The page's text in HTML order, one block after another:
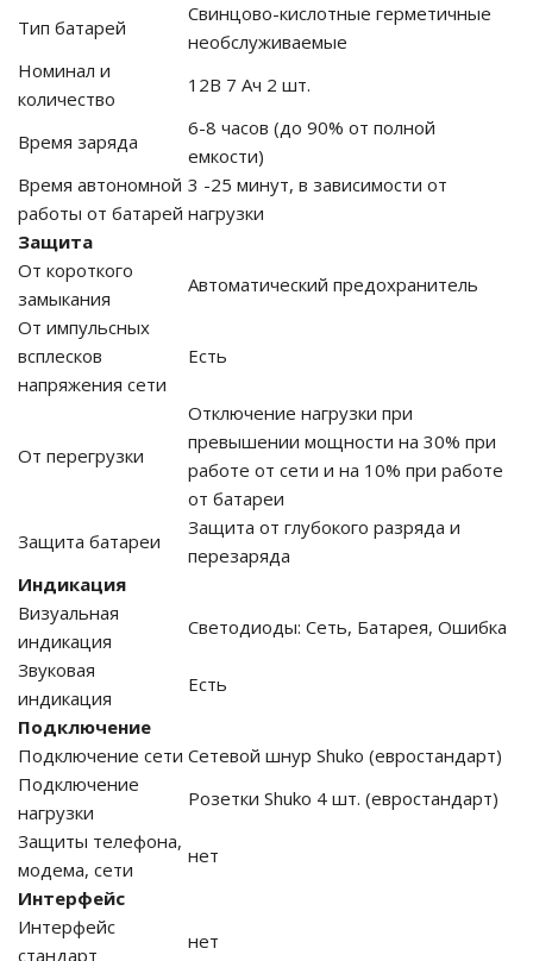
и продвинутых
защита)
и
Питания
корпуса)
оборудование
Vakio
Тип батарей
Свинцово-кислотные герметичные
необслуживаемые
Номинал и
количество
12В 7 Ач 2 шт.
Время заряда
6-8 часов (до 90% от полной
емкости)
Время автономной
работы от батарей
3 -25 минут, в зависимости от
нагрузки
Защита
От короткого
замыкания
Автоматический предохранитель
От импульсных
всплесков
напряжения сети
Есть
От перегрузки
Отключение нагрузки при
превышении мощности на 30% при
работе от сети и на 10% при работе
от батареи
Защита батареи
Защита от глубокого разряда и
перезаряда
Индикация
Визуальная
индикация
Светодиоды: Сеть, Батарея, Ошибка
Звуковая
индикация
Есть
Подключение
Подключение сети Сетевой шнур Shuko (евростандарт)
Подключение
нагрузки
Розетки Shuko 4 шт. (евростандарт)
Защиты телефона,
модема, сети
нет
Интерфейс
Интерфейс
стандарт
нет